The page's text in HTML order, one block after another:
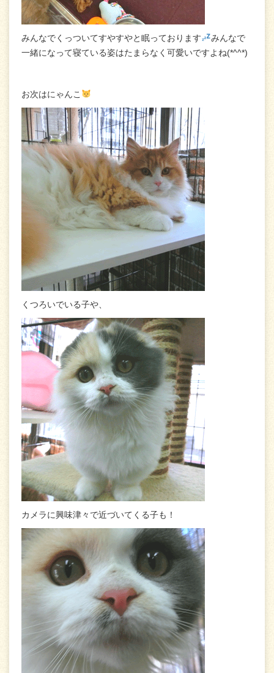
みんなでくっついてすやすやと眠っております
みんなで
一緒になって寝ている姿はたまらなく可愛いですよね(*^^*)
お次はにゃんこ
くつろいでいる子や、
カメラに興味津々で近づいてくる子も！